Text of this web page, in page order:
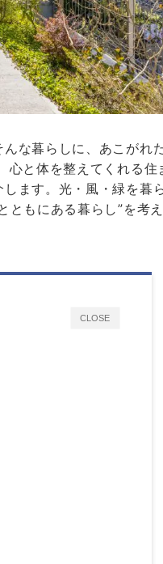
な暮らしに、あこがれ
心と体を整えてくれる住
ます。光・風・緑を暮
ともにある暮らし”を考
CLOSE